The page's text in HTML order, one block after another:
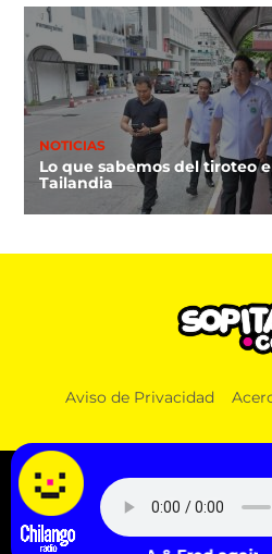
NOTICIAS
Lo que sabemos del tiroteo
Tailandia
Aviso de Privacidad
© 2026 SOPITAS.COM - MÚSICA, NOTICIAS,
MÁS!.